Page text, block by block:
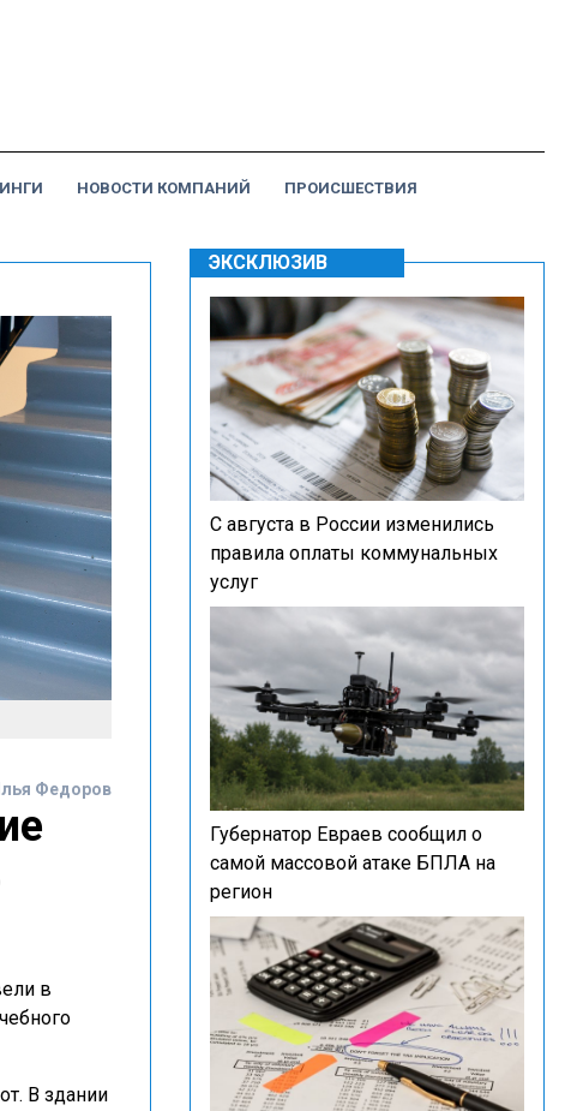
НОВОСТИ КОМПАНИЙ ПРОИСШЕСТВИЯ
Федоров
в
В здании
ЭКСКЛЮЗИВ
С августа в России изменились
правила оплаты коммунальных
услуг
Губернатор Евраев сообщил о
самой массовой атаке БПЛА на
регион